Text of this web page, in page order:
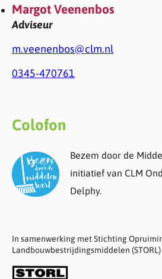
Margot Veenenbos
Adviseur
m.veenenbos@clm.nl
0345-470761
Colofon
Bezem door de
initiatief van CLM
Delphy.
In samenwerking met Stichting
Landbouwbestrijdingsmiddelen (STORL)